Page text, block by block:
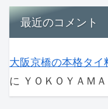
最近のコメント
大阪京橋の本格タイ
に ＹＯＫＯＹＡＭＡ